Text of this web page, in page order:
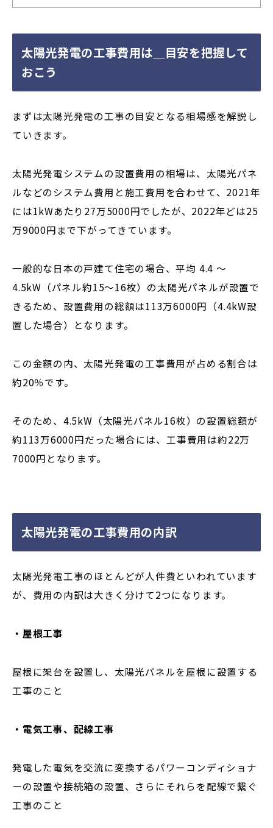
太陽光発電の工事費用は＿目安を把握して
おこう
まずは太陽光発電の工事の目安となる相場感を解説し
ていきます。
太陽光発電システムの設置費用の相場は、太陽光パネ
ルなどのシステム費用と施工費用を合わせて、2021年
には1kWあたり27万5000円でしたが、2022年どは25
万9000円まで下がってきています。
一般的な日本の戸建て住宅の場合、平均 4.4 〜
4.5kW（パネル約15〜16枚）の太陽光パネルが設置で
きるため、設置費用の総額は113万6000円（4.4kW設
置した場合）となります。
この金額の内、太陽光発電の工事費用が占める割合は
約20％です。
そのため、4.5kW（太陽光パネル16枚）の設置総額が
約113万6000円だった場合には、工事費用は約22万
7000円となります。
太陽光発電の工事費用の内訳
太陽光発電工事のほとんどが人件費といわれています
が、費用の内訳は大きく分けて2つになります。
・屋根工事
屋根に架台を設置し、太陽光パネルを屋根に設置する
工事のこと
・電気工事、配線工事
発電した電気を交流に変換するパワーコンディショナ
ーの設置や接続箱の設置、さらにそれらを配線で繋ぐ
工事のこと